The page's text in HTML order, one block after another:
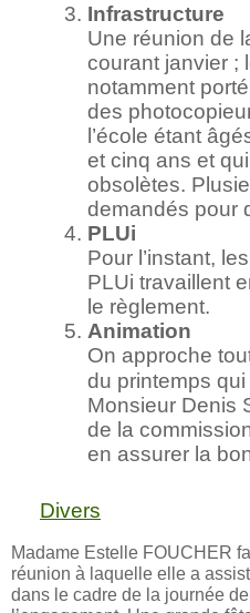
Infrastructure
Une réunion de
courant janvier ;
notamment
des
l’école étant
et cinq ans et
obsolètes.
demandés pour
PLUi
Pour l’instant,
PLUi travaillent
le règlement.
Animation
On approche
du printemps
Monsieur Denis
de la
en assurer la
Divers
Madame Estelle FOUCHER
réunion à laquelle elle a
dans le cadre de la journée